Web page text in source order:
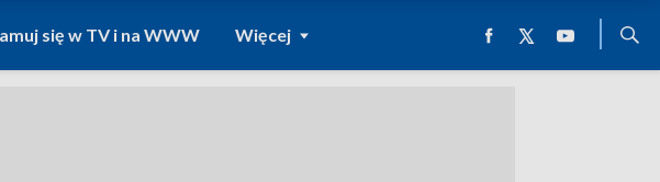
się w TV i na WWW Więcej